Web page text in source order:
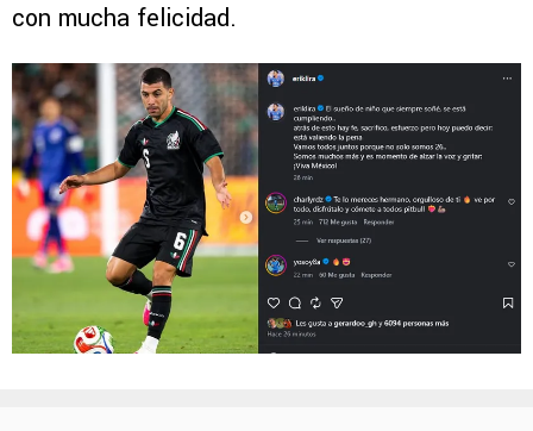
con mucha felicidad.